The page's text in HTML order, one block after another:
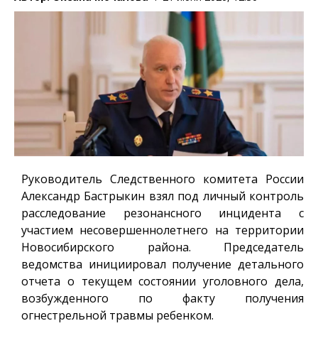
Руководитель Следственного комитета России
Александр Бастрыкин взял под личный контроль
расследование резонансного инцидента с
участием несовершеннолетнего на территории
Новосибирского района. Председатель
ведомства инициировал получение детального
отчета о текущем состоянии уголовного дела,
возбужденного по факту получения
огнестрельной травмы ребенком.